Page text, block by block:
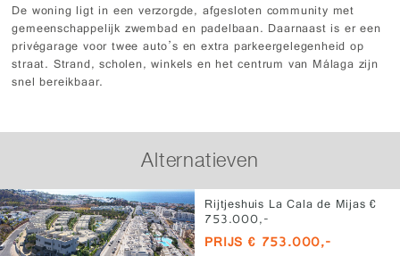
De woning ligt in een verzorgde, afgesloten community met
gemeenschappelijk zwembad en padelbaan. Daarnaast is er een
privégarage voor twee auto’s en extra parkeergelegenheid op
straat. Strand, scholen, winkels en het centrum van Málaga zijn
snel bereikbaar.
Alternatieven
Rijtjeshuis La Cala de Mijas €
753.000,-
PRIJS € 753.000,-